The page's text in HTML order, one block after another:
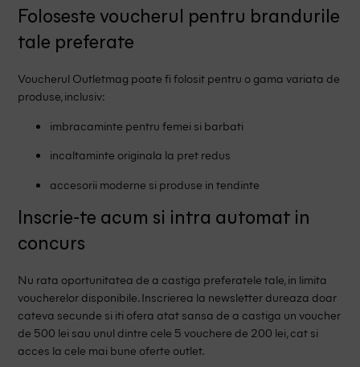
Foloseste voucherul pentru brandurile
tale preferate
Voucherul Outletmag poate fi folosit pentru o gama variata de
produse, inclusiv:
imbracaminte pentru femei si barbati
incaltaminte originala la pret redus
accesorii moderne si produse in tendinte
Inscrie-te acum si intra automat in
concurs
Nu rata oportunitatea de a castiga preferatele tale, in limita
voucherelor disponibile. Inscrierea la newsletter dureaza doar
cateva secunde si iti ofera atat sansa de a castiga un voucher
de 500 lei sau unul dintre cele 5 vouchere de 200 lei, cat si
acces la cele mai bune oferte outlet.